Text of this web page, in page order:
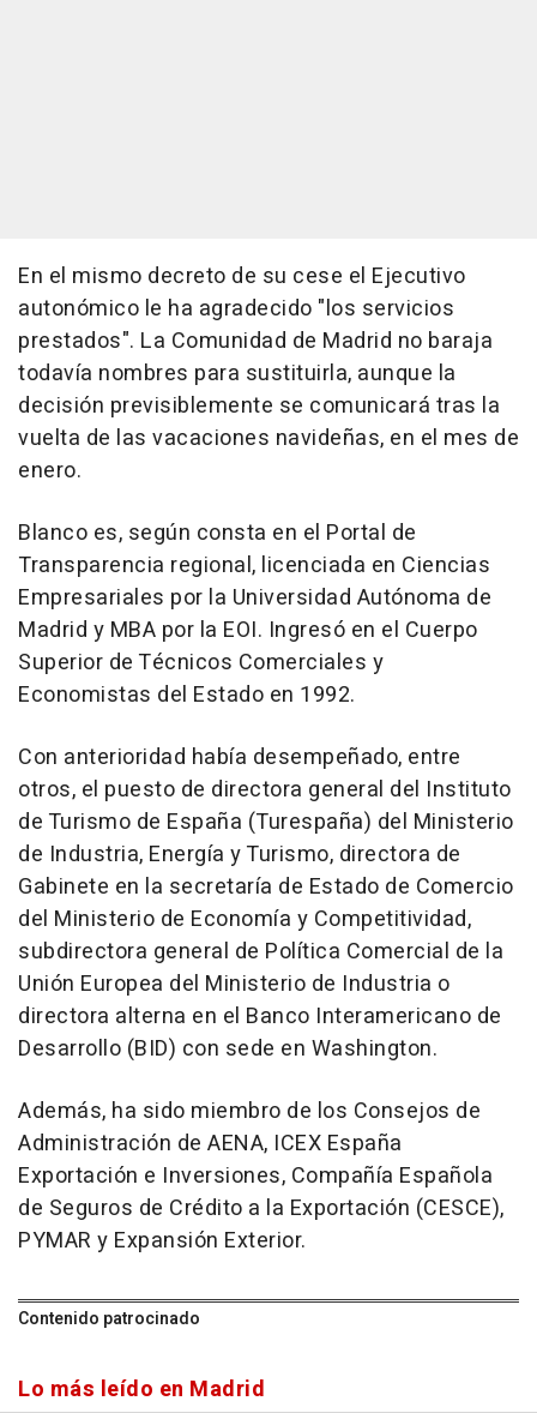
En el mismo decreto de su cese el Ejecutivo
autonómico le ha agradecido "los servicios
prestados". La Comunidad de Madrid no baraja
todavía nombres para sustituirla, aunque la
decisión previsiblemente se comunicará tras la
vuelta de las vacaciones navideñas, en el mes de
enero.
Blanco es, según consta en el Portal de
Transparencia regional, licenciada en Ciencias
Empresariales por la Universidad Autónoma de
Madrid y MBA por la EOI. Ingresó en el Cuerpo
Superior de Técnicos Comerciales y
Economistas del Estado en 1992.
Con anterioridad había desempeñado, entre
otros, el puesto de directora general del Instituto
de Turismo de España (Turespaña) del Ministerio
de Industria, Energía y Turismo, directora de
Gabinete en la secretaría de Estado de Comercio
del Ministerio de Economía y Competitividad,
subdirectora general de Política Comercial de la
Unión Europea del Ministerio de Industria o
directora alterna en el Banco Interamericano de
Desarrollo (BID) con sede en Washington.
Además, ha sido miembro de los Consejos de
Administración de AENA, ICEX España
Exportación e Inversiones, Compañía Española
de Seguros de Crédito a la Exportación (CESCE),
PYMAR y Expansión Exterior.
Contenido patrocinado
Lo más leído en Madrid